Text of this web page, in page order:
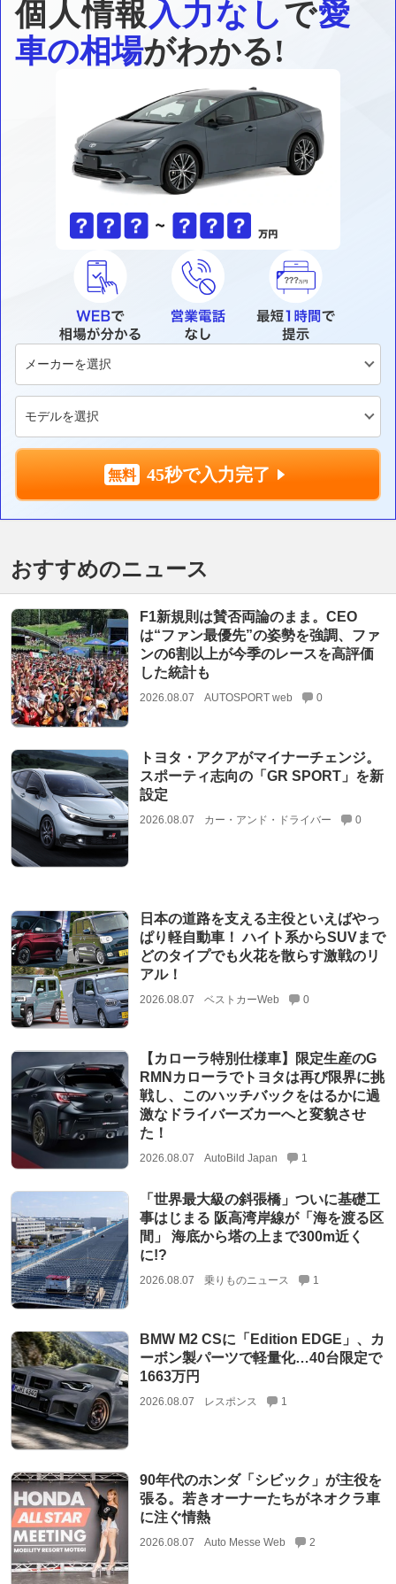
個人情報入力なしで愛
車の相場がわかる!
45秒で入力完了
おすすめのニュース
F1新規則は賛否両論のまま。CEO
は“ファン最優先”の姿勢を強調、ファ
ンの6割以上が今季のレースを高評価
した統計も
2026.08.07 AUTOSPORT web 0
トヨタ・アクアがマイナーチェンジ。
スポーティ志向の「GR SPORT」を新
設定
2026.08.07 カー・アンド・ドライバー 0
日本の道路を支える主役といえばやっ
ぱり軽自動車！ ハイト系からSUVまで
どのタイプでも火花を散らす激戦のリ
アル！
2026.08.07 ベストカーWeb 0
【カローラ特別仕様車】限定生産のG
RMNカローラでトヨタは再び限界に挑
戦し、このハッチバックをはるかに過
激なドライバーズカーへと変貌させ
た！
2026.08.07 AutoBild Japan 1
「世界最大級の斜張橋」ついに基礎工
事はじまる 阪高湾岸線が「海を渡る区
間」 海底から塔の上まで300m近く
に!?
2026.08.07 乗りものニュース 1
BMW M2 CSに「Edition EDGE」、カ
ーボン製パーツで軽量化…40台限定で
1663万円
2026.08.07 レスポンス 1
90年代のホンダ「シビック」が主役を
張る。若きオーナーたちがネオクラ車
に注ぐ情熱
2026.08.07 Auto Messe Web 2